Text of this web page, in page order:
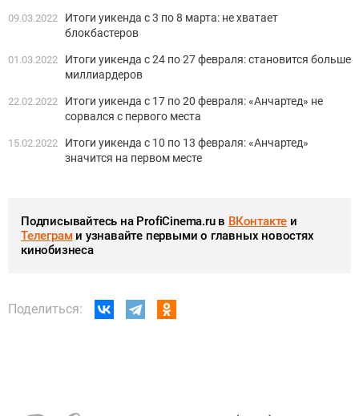
09.03.2022
Итоги уикенда с 3 по 8 марта: не хватает
блокбастеров
01.03.2022
Итоги уикенда с 24 по 27 февраля: становится больше
миллиардеров
22.02.2022
Итоги уикенда с 17 по 20 февраля: «Анчартед» не
сорвался с первого места
15.02.2022
Итоги уикенда с 10 по 13 февраля: «Анчартед»
значится на первом месте
Подписывайтесь на ProfiCinema.ru в ВКонтакте и
Телеграми узнавайте первыми о главных новостях
кинобизнеса
Поделиться: